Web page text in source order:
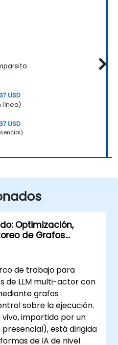
USD
línea)
USD
Optimización,
de Grafos
de trabajo para
de LLM multi-actor con
grafos
sobre la ejecución.
impartida por un
está dirigida
de IA de nivel